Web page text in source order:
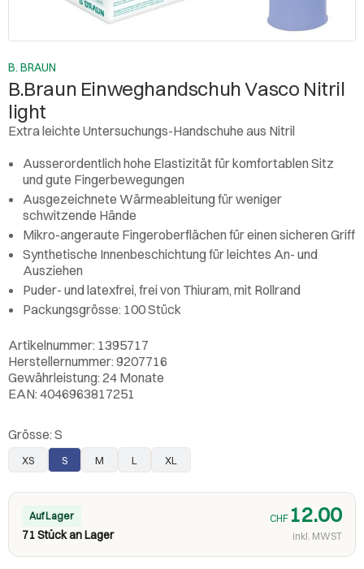
B. BRAUN
B.Braun Einweghandschuh Vasco Nitril
light
Extra leichte Untersuchungs-Handschuhe aus Nitril
Ausserordentlich hohe Elastizität für komfortablen Sitz
und gute Fingerbewegungen
Ausgezeichnete Wärmeableitung für weniger
schwitzende Hände
Mikro-angeraute Fingeroberflächen für einen sicheren Griff
Synthetische Innenbeschichtung für leichtes An- und
Ausziehen
Puder- und latexfrei, frei von Thiuram, mit Rollrand
Packungsgrösse: 100 Stück
Artikelnummer: 1395717
Herstellernummer: 9207716
Gewährleistung: 24 Monate
EAN: 4046963817251
Grösse: S
XS S M L XL
Auf Lager
71 Stück an Lager
CHF 12.00
inkl. MWST